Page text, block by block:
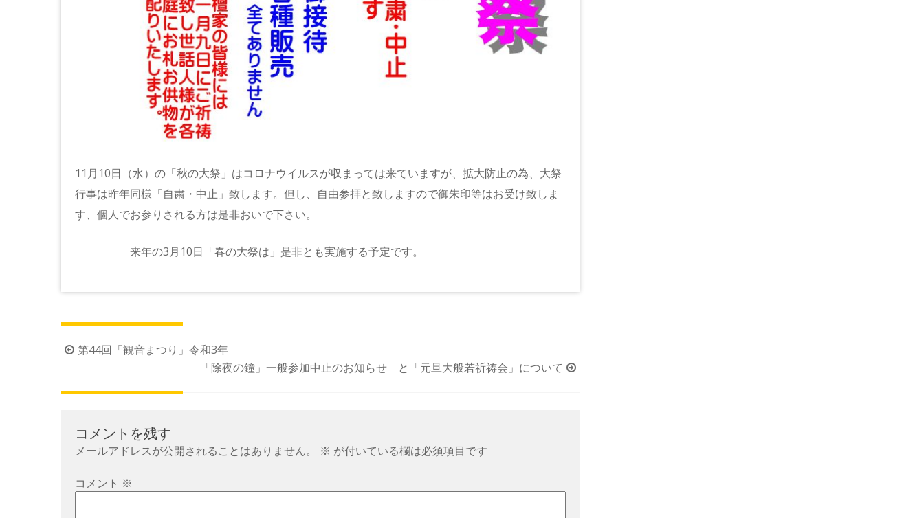
11月10日（水）の「秋の大祭」はコロナウイルスが収まっては来ていますが、拡大防止の為、大祭
行事は昨年同様「自粛・中止」致します。但し、自由参拝と致しますので御朱印等はお受け致しま
す、個人でお参りされる方は是非おいで下さい。
来年の3月10日「春の大祭は」是非とも実施する予定です。
投
ナ
第44回「観音まつり」令和3年
「除夜の鐘」一般参加中止のお知らせ と「元旦大般若祈祷会」について
コメントを残す
メールアドレスが公開されることはありません。 ※ が付いている欄は必須項目です
コメント ※